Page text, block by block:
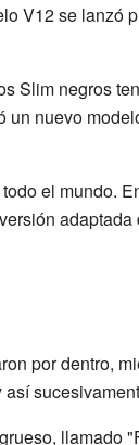
V12 se lanzó
Slim negros
nuevo
el mundo.
por dentro,
llamado